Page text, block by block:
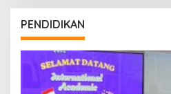
PENDIDIKAN